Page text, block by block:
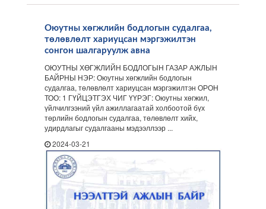
Оюутны хөгжлийн бодлогын судалгаа,
төлөвлөлт хариуцсан мэргэжилтэн
сонгон шалгаруулж авна
ОЮУТНЫ ХӨГЖЛИЙН БОДЛОГЫН ГАЗАР АЖЛЫН
БАЙРНЫ НЭР: Оюутны хөгжлийн бодлогын
судалгаа, төлөвлөлт хариуцсан мэргэжилтэн ОРОН
ТОО: 1 ГҮЙЦЭТГЭХ ЧИГ ҮҮРЭГ: Оюутны хөгжил,
үйлчилгээний үйл ажиллагаатай холбоотой бүх
төрлийн бодлогын судалгаа, төлөвлөлт хийх,
удирдлагыг судалгааны мэдээллээр ...
2024-03-21